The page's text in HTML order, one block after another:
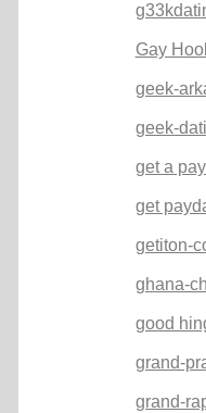
Gay
geek-
geek-
get a
get
getiton-
ghana-
good
grand-
grand-